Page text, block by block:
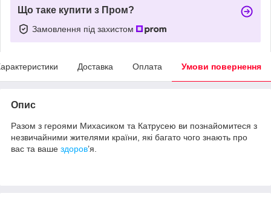
Що таке купити з Пром?
Замовлення під захистом
Доставка Оплата Умови повернення
Опис
Разом з героями Михасиком та Катрусею ви познайомитеся з
незвичайними жителями країни, які багато чого знають про
вас та ваше здоров’я.